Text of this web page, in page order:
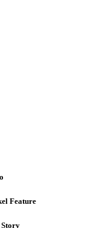
Feature